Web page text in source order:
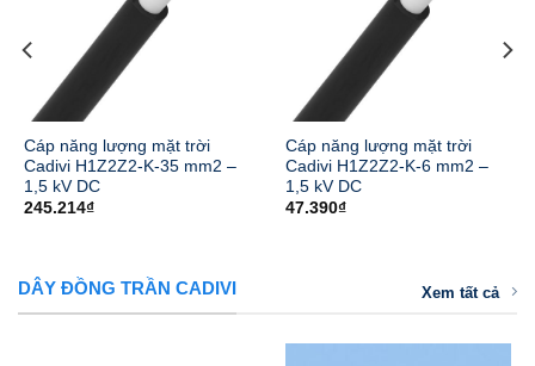
Cáp năng lượng mặt trời
Cadivi H1Z2Z2-K-35 mm2 –
1,5 kV DC
245.214₫
Cáp năng lượng mặt trời
Cadivi H1Z2Z2-K-6 mm2 –
1,5 kV DC
47.390₫
DÂY ĐỒNG TRẦN CADIVI Xem tất cả